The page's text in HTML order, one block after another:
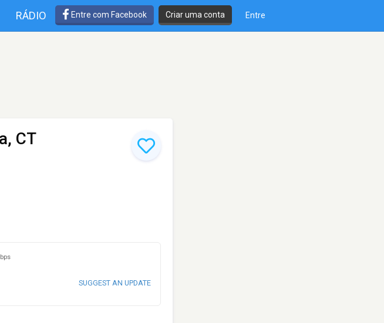
RÁDIO Entre com Facebook Criar uma conta Entre
CT
SUGGEST AN UPDATE